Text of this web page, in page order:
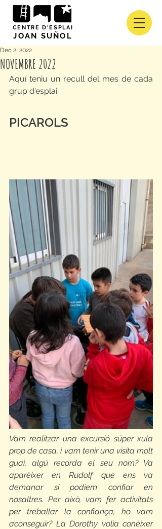
CENTRE D'ESPLAI
JOAN SUÑOL
NOVEMBRE 2022
Dec 2, 2022
Aquí teniu un recull del mes de cada
grup d'esplai:
PICAROLS
Vam realitzar una excursió súper xula
prop de casa, i vam tenir una visita molt
guai, algú recorda el seu nom? Va
aparèixer en Rudolf que ens va
demanar si podíem confiar en
nosaltres. Per això, vam fer activitats
per treballar la confiança, ho vam
aconseguir? La Dorothy volia conèixer